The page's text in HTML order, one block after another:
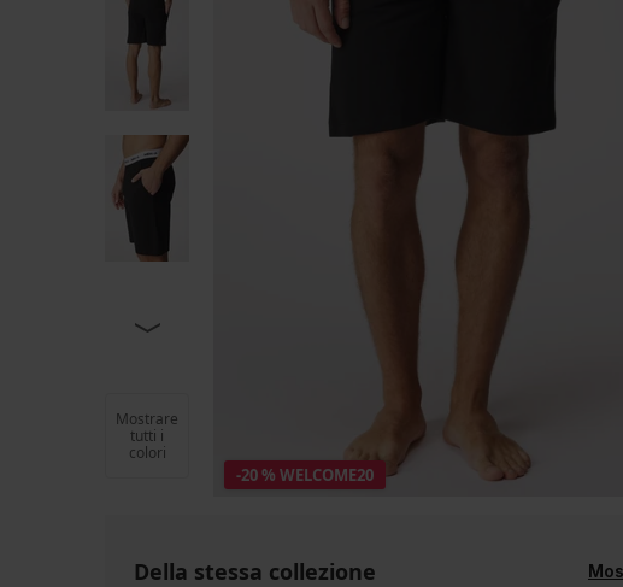
Mostrare
tutti i
colori
-20 % WELCOME20
Della stessa collezione